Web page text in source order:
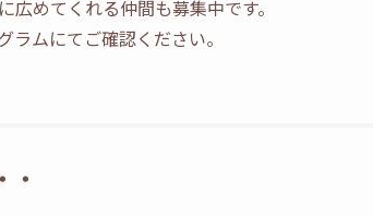
めてくれる仲間も募集中です。
ムにてご確認ください。
・